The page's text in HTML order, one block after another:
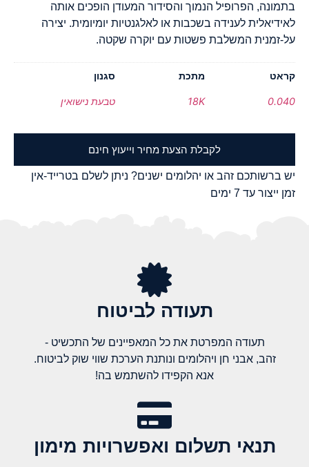
בתמונה, הפרופיל הנמוך והסידור המעודן הופכים אותה
לאידיאלית לענידה בשכבות או לאלגנטיות יומיומית. יצירה
על-זמנית המשלבת פשטות עם יוקרה שקטה.
קראט
0.040
מתכת
18K
סגנון
טבעת נישואין
לקבלת הצעת מחיר וייעוץ חינם
יש ברשותכם זהב או יהלומים ישנים? ניתן לשלם בטרייד-אין
זמן ייצור עד 7 ימים
תעודה לביטוח
תעודה המפרטת את כל המאפיינים של התכשיט -
זהב, אבני חן ויהלומים ונותנת הערכת שווי שוק לביטוח.
אנא הקפידו להשתמש בה!
תנאי תשלום ואפשרויות מימון